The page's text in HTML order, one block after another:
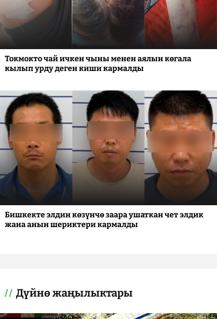
Токмокто чай ичкен чыны менен аялын көгала
кылып урду деген киши кармалды
Бишкекте элдин көзүнчө заара ушаткан чет элдик
жана анын шериктери кармалды
Дүйнө жаңылыктары